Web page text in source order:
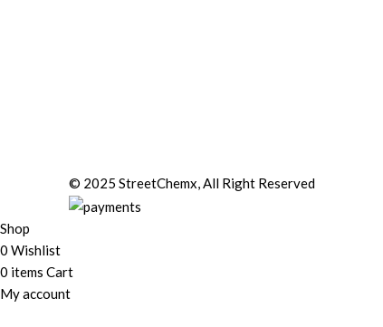
© 2025 StreetChemx, All Right Reserved
Shop
0 Wishlist
0 items Cart
My account